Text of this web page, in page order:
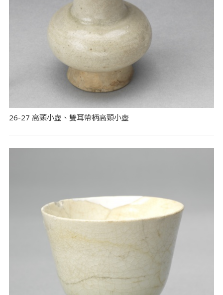
26-27 高頸小壺、雙耳帶柄高頸小壺